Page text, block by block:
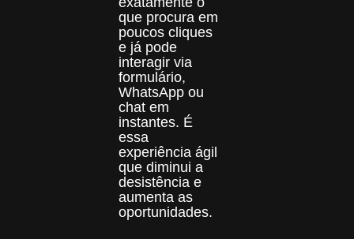
que procura em
poucos cliques
e já pode
interagir via
formulário,
WhatsApp ou
chat em
instantes. É
essa
experiência ágil
que diminui a
desistência e
aumenta as
oportunidades.